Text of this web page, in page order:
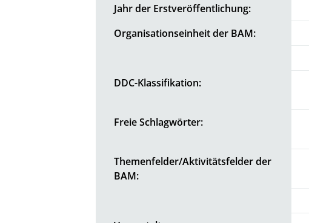
Jahr der Erstveröffentlichung:
Organisationseinheit der BAM:
DDC-Klassifikation:
Freie Schlagwörter:
Themenfelder/Aktivitätsfelder der
BAM: